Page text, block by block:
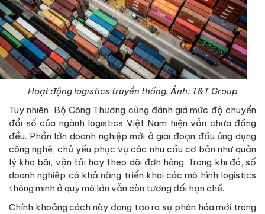
Hoạt động logistics truyền thống. Ảnh: T&T Group
Tuy nhiên, Bộ Công Thương cũng đánh giá mức độ chuyển
đổi số của ngành logistics Việt Nam hiện vẫn chưa đồng
đều. Phần lớn doanh nghiệp mới ở giai đoạn đầu ứng dụng
công nghệ, chủ yếu phục vụ các nhu cầu cơ bản như quản
lý kho bãi, vận tải hay theo dõi đơn hàng. Trong khi đó, số
doanh nghiệp có khả năng triển khai các mô hình logistics
thông minh ở quy mô lớn vẫn còn tương đối hạn chế.
Chính khoảng cách này đang tạo ra sự phân hóa mới trong